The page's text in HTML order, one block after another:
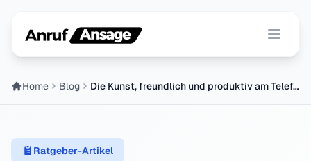
Menü
Home Blog Die Kunst, freundlich und produktiv am Telefon zu ...
Ratgeber-Artikel